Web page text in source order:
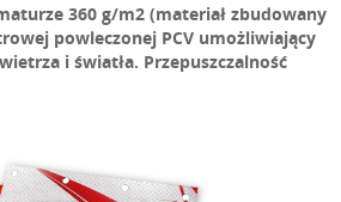
360 g/m2 (materiał zbudowany
powleczonej PCV umożliwiający
i światła. Przepuszczalność